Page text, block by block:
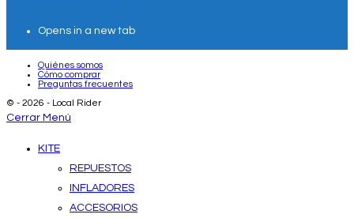
Opens in a new tab
Quiénes somos
Cómo comprar
Preguntas frecuentes
© - 2026 - Local Rider
Cerrar Menú
KITE
REPUESTOS
INFLADORES
ACCESORIOS